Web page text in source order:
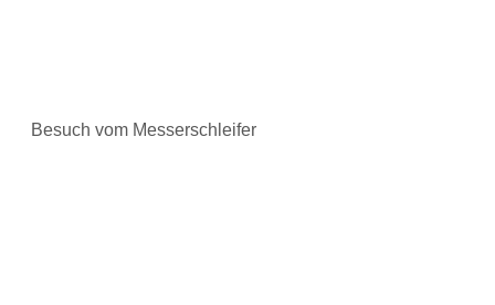
Besuch vom Messerschleifer